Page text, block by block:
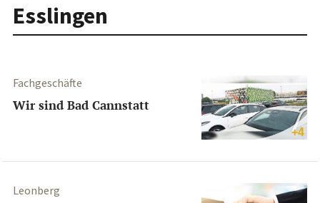
Esslingen
+4
Fachgeschäfte
Wir sind Bad Cannstatt
Leonberg